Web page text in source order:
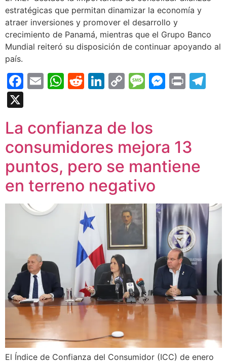
estratégicas que permitan dinamizar la economía y
atraer inversiones y promover el desarrollo y
crecimiento de Panamá, mientras que el Grupo Banco
Mundial reiteró su disposición de continuar apoyando al
país.
Facebook
EmailWhatsApp
Reddit
LinkedIn
CopyMessage
Print
La confianza de los
consumidores mejora 13
puntos, pero se mantiene
en terreno negativo
El Índice de Confianza del Consumidor (ICC) de enero